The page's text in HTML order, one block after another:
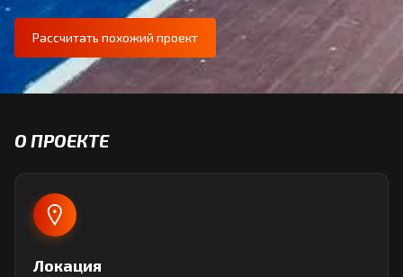
Рассчитать похожий проект
О ПРОЕКТЕ
Локация